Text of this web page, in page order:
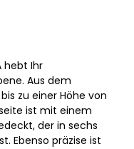
hebt Ihr
Aus dem
zu einer Höhe von
ist mit einem
der in sechs
Ebenso präzise ist